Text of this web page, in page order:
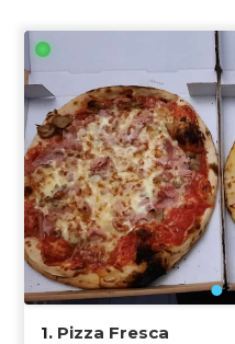
1. Pizza Fresca